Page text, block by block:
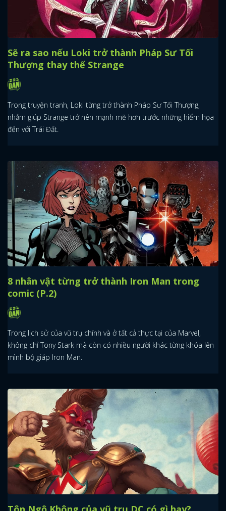
Sẽ ra sao nếu Loki trở thành Pháp Sư Tối
Thượng thay thế Strange
Trong truyện tranh, Loki từng trở thành Pháp Sư Tối Thượng,
nhằm giúp Strange trở nên mạnh mẽ hơn trước những hiểm họa
đến với Trái Đất.
8 nhân vật từng trở thành Iron Man trong
comic (P.2)
Trong lịch sử của vũ trụ chính và ở tất cả thực tại của Marvel,
không chỉ Tony Stark mà còn có nhiều người khác từng khóa lên
mình bộ giáp Iron Man.